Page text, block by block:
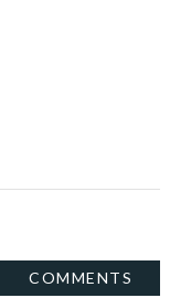
COMMENTS